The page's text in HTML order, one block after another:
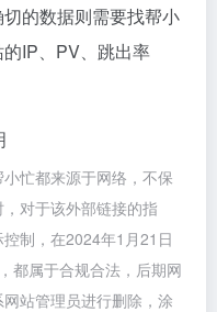
的数据则需要找帮小
IP、PV、跳出率
忙都来源于网络，不保
对于该外部链接的指
制，在2024年1月21日
都属于合规合法，后期网
站管理员进行删除，涂